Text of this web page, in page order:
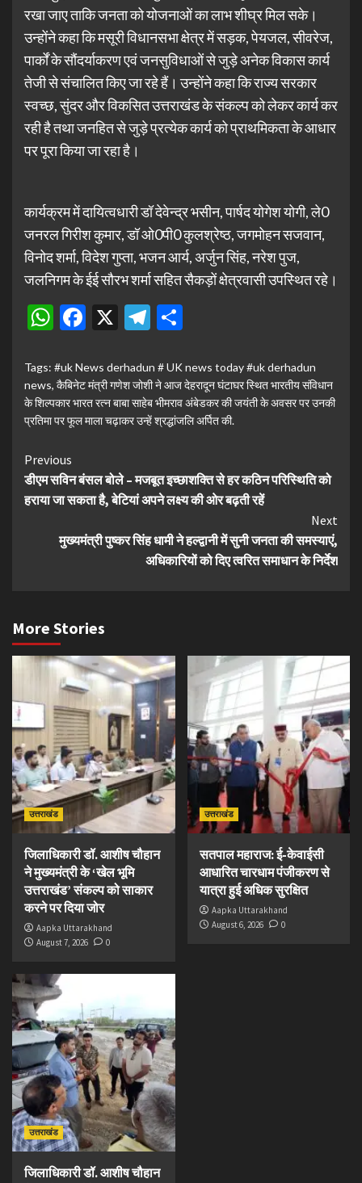
रखा जाए ताकि जनता को योजनाओं का लाभ शीघ्र मिल सके।
उन्होंने कहा कि मसूरी विधानसभा क्षेत्र में सड़क, पेयजल, सीवरेज,
पार्कों के सौंदर्याकरण एवं जनसुविधाओं से जुड़े अनेक विकास कार्य
तेजी से संचालित किए जा रहे हैं। उन्होंने कहा कि राज्य सरकार
स्वच्छ, सुंदर और विकसित उत्तराखंड के संकल्प को लेकर कार्य कर
रही है तथा जनहित से जुड़े प्रत्येक कार्य को प्राथमिकता के आधार
पर पूरा किया जा रहा है।
कार्यक्रम में दायित्वधारी डॉ देवेन्द्र भसीन, पार्षद योगेश योगी, ले0
जनरल गिरीश कुमार, डॉ ओ0पी0 कुलश्रेष्ठ, जगमोहन सजवान,
विनोद शर्मा, विदेश गुप्ता, भजन आर्य, अर्जुन सिंह, नरेश पुज,
जलनिगम के ईई सौरभ शर्मा सहित सैकड़ों क्षेत्रवासी उपस्थित रहे।
WhatsApp
Facebook
X Telegram
Tags: #uk News derhadun # UK news today #uk derhadun
news, कैबिनेट मंत्री गणेश जोशी ने आज देहरादून घंटाघर स्थित भारतीय संविधान
के शिल्पकार भारत रत्न बाबा साहेब भीमराव अंबेडकर की जयंती के अवसर पर उनकी
प्रतिमा पर फूल माला चढ़ाकर उन्हें श्रद्धांजलि अर्पित की.
Continue
Reading
Previous
डीएम सविन बंसल बोले – मजबूत इच्छाशक्ति से हर कठिन परिस्थिति को
हराया जा सकता है, बेटियां अपने लक्ष्य की ओर बढ़ती रहें
Next
मुख्यमंत्री पुष्कर सिंह धामी ने हल्द्वानी में सुनी जनता की समस्याएं,
अधिकारियों को दिए त्वरित समाधान के निर्देश
More Stories
उत्तराखंड
जिलाधिकारी डॉ. आशीष चौहान
ने मुख्यमंत्री के ‘खेल भूमि
उत्तराखंड’ संकल्प को साकार
करने पर दिया जोर
Aapka Uttarakhand
August 7, 2026
0
उत्तराखंड
सतपाल महाराज: ई-केवाईसी
आधारित चारधाम पंजीकरण से
यात्रा हुई अधिक सुरक्षित
Aapka Uttarakhand
August 6, 2026
0
उत्तराखंड
जिलाधिकारी डॉ. आशीष चौहान